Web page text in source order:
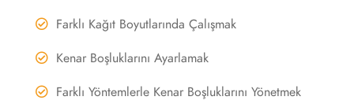
Farklı Kağıt Boyutlarında Çalışmak
Kenar Boşluklarını Ayarlamak
Farklı Yöntemlerle Kenar Boşluklarını Yönetmek